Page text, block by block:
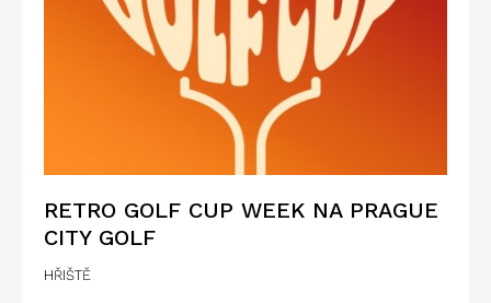
RETRO GOLF CUP WEEK NA PRAGUE
CITY GOLF
HŘIŠTĚ